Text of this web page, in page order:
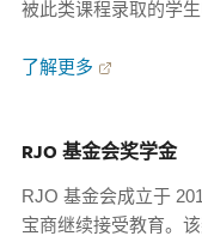
被此类课程录取的学生
了解更多
RJO 基金会奖学金
RJO 基金会成立于
宝商继续接受教育。